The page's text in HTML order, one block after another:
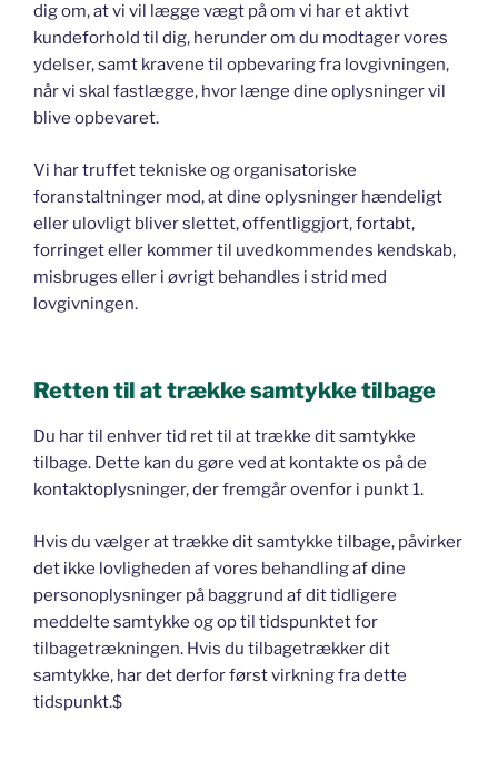
dig om, at vi vil lægge vægt på om vi har et aktivt
kundeforhold til dig, herunder om du modtager vores
ydelser, samt kravene til opbevaring fra lovgivningen,
når vi skal fastlægge, hvor længe dine oplysninger vil
blive opbevaret.
Vi har truffet tekniske og organisatoriske
foranstaltninger mod, at dine oplysninger hændeligt
eller ulovligt bliver slettet, offentliggjort, fortabt,
forringet eller kommer til uvedkommendes kendskab,
misbruges eller i øvrigt behandles i strid med
lovgivningen.
Retten til at trække samtykke tilbage
Du har til enhver tid ret til at trække dit samtykke
tilbage. Dette kan du gøre ved at kontakte os på de
kontaktoplysninger, der fremgår ovenfor i punkt 1.
Hvis du vælger at trække dit samtykke tilbage, påvirker
det ikke lovligheden af vores behandling af dine
personoplysninger på baggrund af dit tidligere
meddelte samtykke og op til tidspunktet for
tilbagetrækningen. Hvis du tilbagetrækker dit
samtykke, har det derfor først virkning fra dette
tidspunkt.$